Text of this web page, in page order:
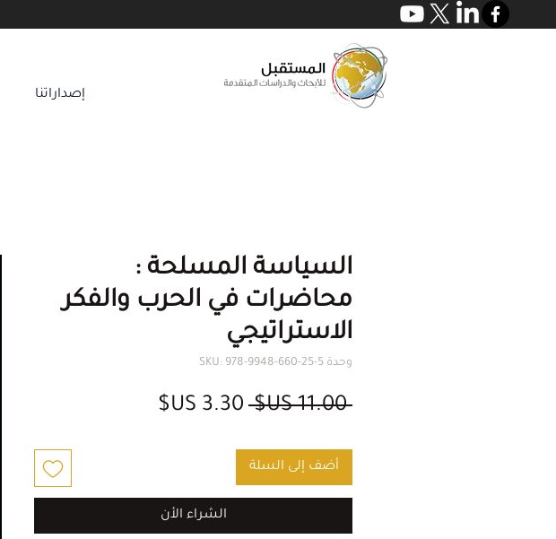
إصداراتنا
السياسة المسلحة :
محاضرات في الحرب والفكر
الاستراتيجي
وحدة SKU: 978-9948-660-25-5
‏11.00 US$
سعر
أضف إلى السلة
الشراء الأن